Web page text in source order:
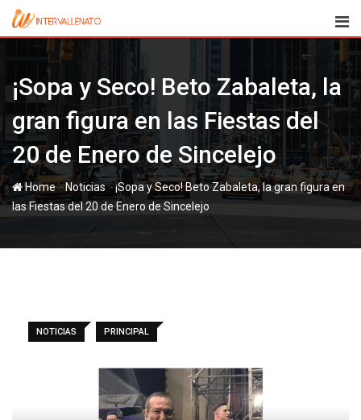
Skip
¡Sopa y Seco! Beto Zabaleta, la
gran figura en las Fiestas del
20 de Enero de Sincelejo
Home-Noticias-¡Sopa y Seco! Beto Zabaleta, la gran figura en
las Fiestas del 20 de Enero de Sincelejo
NOTICIAS PRINCIPAL